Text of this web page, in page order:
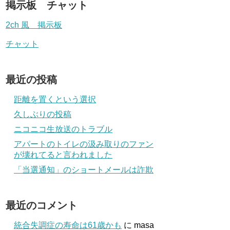
掲示板 チャット
2ch 風 掲示板
チャット
最近の投稿
距離を置くという選択
久しぶりの投稿
ニコニコ生放送のトラブル
アパートのトイレの汲み取りのファン
が壊れてると言われました
「当選通知」のショートメールは詐欺
最近のコメント
統合失調症の寿命は61歳かも に masa